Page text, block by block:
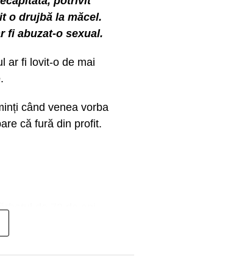
Suntem prima
Dezvoltăm acum
Fac un apel
separat, peturi
o drujbă la măcel.
fi abuzat-o sexual.
ar fi lovit-o de mai
când venea vorba
că fură din profit.
de 72 de ani,
el și tânăra